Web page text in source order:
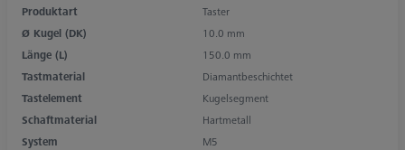
Produktart
Taster
Ø Kugel (DK)
10.0 mm
Länge (L)
150.0 mm
Tastmaterial
Diamantbeschichtet
Tastelement
Kugelsegment
Schaftmaterial
Hartmetall
System
M5